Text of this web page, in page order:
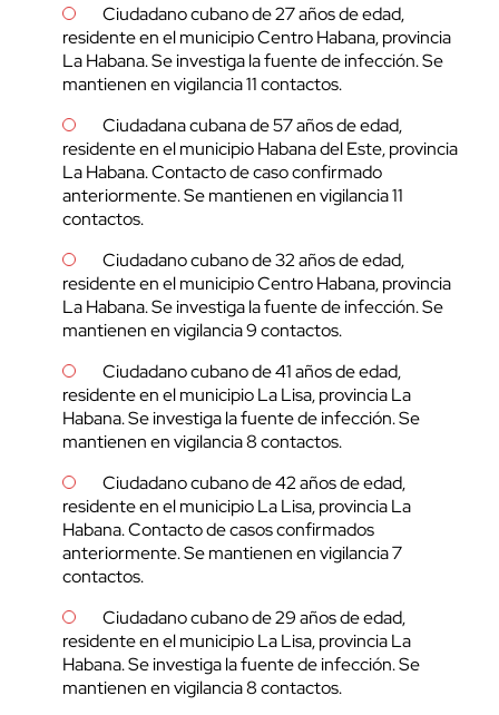
Ciudadano cubano de 27 años de edad,
residente en el municipio Centro Habana, provincia
La Habana. Se investiga la fuente de infección. Se
mantienen en vigilancia 11 contactos.
Ciudadana cubana de 57 años de edad,
residente en el municipio Habana del Este, provincia
La Habana. Contacto de caso confirmado
anteriormente. Se mantienen en vigilancia 11
contactos.
Ciudadano cubano de 32 años de edad,
residente en el municipio Centro Habana, provincia
La Habana. Se investiga la fuente de infección. Se
mantienen en vigilancia 9 contactos.
Ciudadano cubano de 41 años de edad,
residente en el municipio La Lisa, provincia La
Habana. Se investiga la fuente de infección. Se
mantienen en vigilancia 8 contactos.
Ciudadano cubano de 42 años de edad,
residente en el municipio La Lisa, provincia La
Habana. Contacto de casos confirmados
anteriormente. Se mantienen en vigilancia 7
contactos.
Ciudadano cubano de 29 años de edad,
residente en el municipio La Lisa, provincia La
Habana. Se investiga la fuente de infección. Se
mantienen en vigilancia 8 contactos.